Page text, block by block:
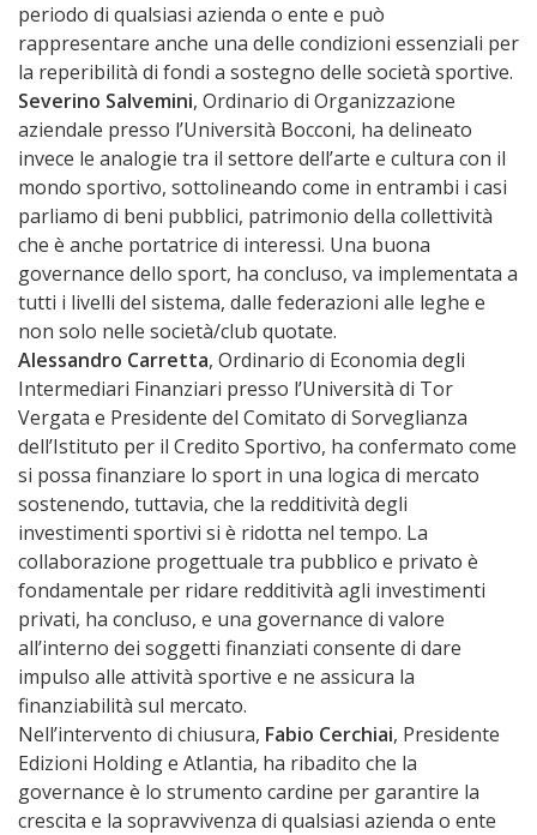
periodo di qualsiasi azienda o ente e può
rappresentare anche una delle condizioni essenziali per
la reperibilità di fondi a sostegno delle società sportive.
Severino Salvemini, Ordinario di Organizzazione
aziendale presso l’Università Bocconi, ha delineato
invece le analogie tra il settore dell’arte e cultura con il
mondo sportivo, sottolineando come in entrambi i casi
parliamo di beni pubblici, patrimonio della collettività
che è anche portatrice di interessi. Una buona
governance dello sport, ha concluso, va implementata a
tutti i livelli del sistema, dalle federazioni alle leghe e
non solo nelle società/club quotate.
Alessandro Carretta, Ordinario di Economia degli
Intermediari Finanziari presso l’Università di Tor
Vergata e Presidente del Comitato di Sorveglianza
dell’Istituto per il Credito Sportivo, ha confermato come
si possa finanziare lo sport in una logica di mercato
sostenendo, tuttavia, che la redditività degli
investimenti sportivi si è ridotta nel tempo. La
collaborazione progettuale tra pubblico e privato è
fondamentale per ridare redditività agli investimenti
privati, ha concluso, e una governance di valore
all’interno dei soggetti finanziati consente di dare
impulso alle attività sportive e ne assicura la
finanziabilità sul mercato.
Nell’intervento di chiusura, Fabio Cerchiai, Presidente
Edizioni Holding e Atlantia, ha ribadito che la
governance è lo strumento cardine per garantire la
crescita e la sopravvivenza di qualsiasi azienda o ente